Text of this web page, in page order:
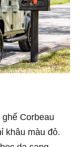
Corbeau
khâu màu đỏ.